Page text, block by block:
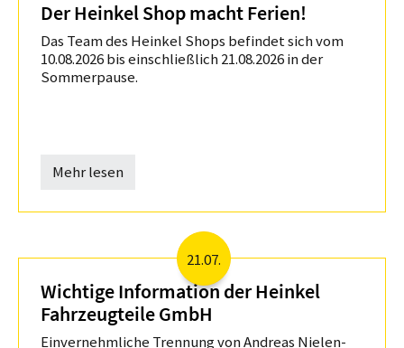
Der Heinkel Shop macht Ferien!
Das Team des Heinkel Shops befindet sich vom
10.08.2026 bis einschließlich 21.08.2026 in der
Sommerpause.
Mehr lesen
21.07.
Wichtige Information der Heinkel
Fahrzeugteile GmbH
Einvernehmliche Trennung von Andreas Nielen-